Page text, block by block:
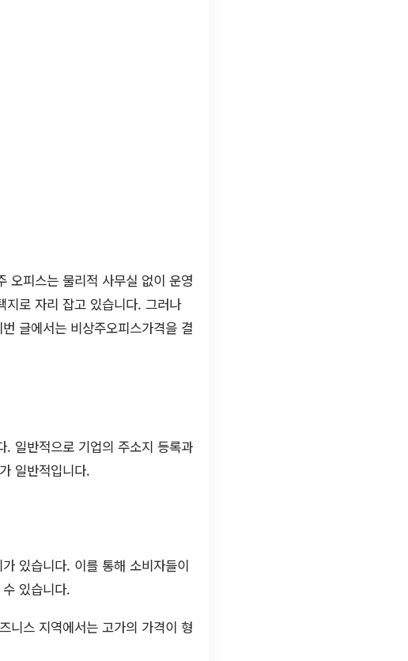
오피스는 물리적 사무실 없이 운영
지로 자리 잡고 있습니다. 그러나
글에서는 비상주오피스가격을 결
. 일반적으로 기업의 주소지 등록과
일반적입니다.
있습니다. 이를 통해 소비자들이
있습니다.
니스 지역에서는 고가의 가격이 형